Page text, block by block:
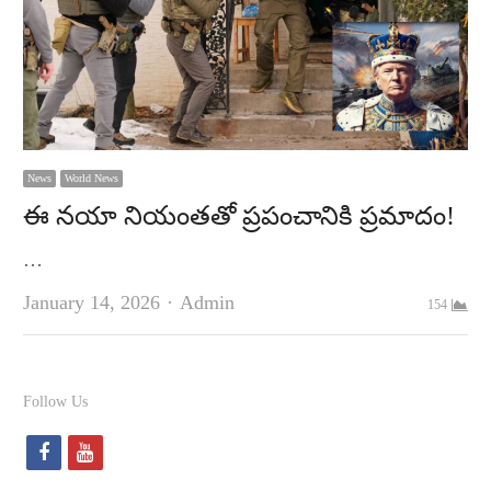
News World News
ఈ నయా నియంతతో ప్రపంచానికి ప్రమాదం!
…
January 14, 2026
Author
Admin 154
Follow Us
f
y